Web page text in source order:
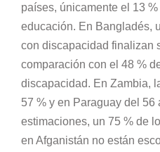
países, únicamente el 13
educación. En Bangladés,
con discapacidad finalizan
comparación con el 48 %
discapacidad. En Zambia,
57 % y en Paraguay del 56
estimaciones, un 75 % de
en Afganistán no están